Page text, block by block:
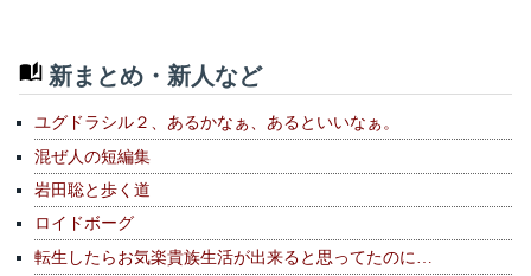
新まとめ・新人など
ユグドラシル２、あるかなぁ、あるといいなぁ。
混ぜ人の短編集
岩田聡と歩く道
ロイドボーグ
転生したらお気楽貴族生活が出来ると思ってたのに…